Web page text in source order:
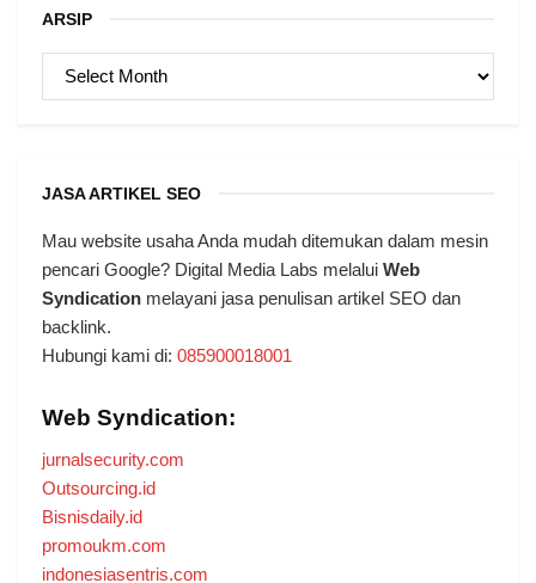
ARSIP
ARSIP
JASA ARTIKEL SEO
Mau website usaha Anda mudah ditemukan dalam mesin
pencari Google? Digital Media Labs melalui Web
Syndication melayani jasa penulisan artikel SEO dan
backlink.
Hubungi kami di: 085900018001
Web Syndication:
jurnalsecurity.com
Outsourcing.id
Bisnisdaily.id
promoukm.com
indonesiasentris.com